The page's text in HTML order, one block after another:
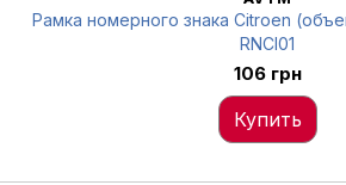
Рамка номерного знака Citroen
RNCI01
106 грн
Купить